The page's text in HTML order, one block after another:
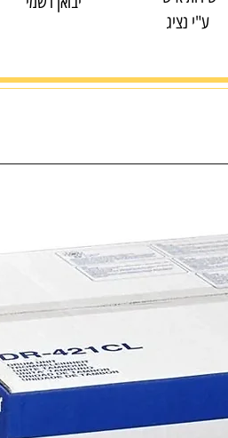
ע"י נציג